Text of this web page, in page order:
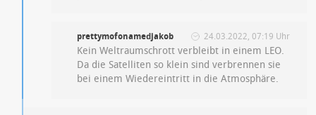
prettymofonamedjakob 24.03.2022, 07:19 Uhr
Kein Weltraumschrott verbleibt in einem LEO.
Da die Satelliten so klein sind verbrennen sie
bei einem Wiedereintritt in die Atmosphäre.